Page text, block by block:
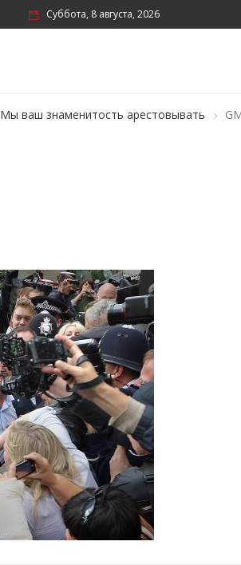
Суббота, 8 августа, 2026
Мы ваш знаменитость арестовывать